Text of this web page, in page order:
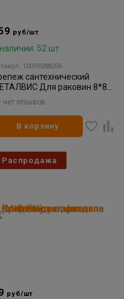
руб/шт
52 шт
10009288206
сантехнический
Для раковин 8*80
нет отзывов
В корзину
руб/шт
Распродажа